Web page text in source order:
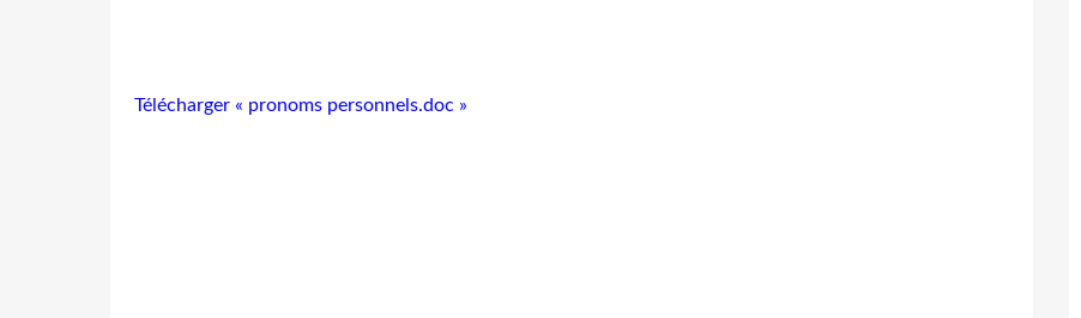
Télécharger « pronoms personnels.doc »